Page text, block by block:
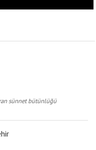
sünnet bütünlüğü